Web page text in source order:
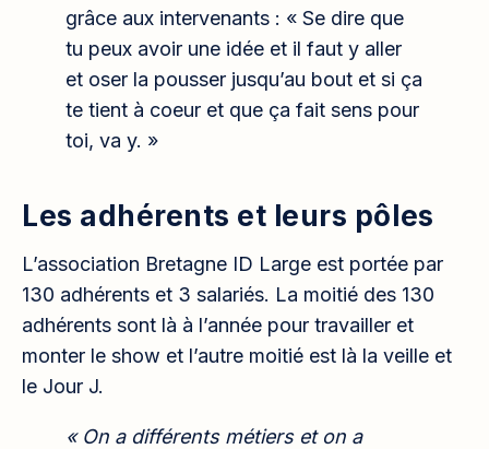
grâce aux intervenants : « Se dire que
tu peux avoir une idée et il faut y aller
et oser la pousser jusqu’au bout et si ça
te tient à coeur et que ça fait sens pour
toi, va y. »
Les adhérents et leurs pôles
L’association Bretagne ID Large est portée par
130 adhérents et 3 salariés. La moitié des 130
adhérents sont là à l’année pour travailler et
monter le show et l’autre moitié est là la veille et
le Jour J.
« On a différents métiers et on a